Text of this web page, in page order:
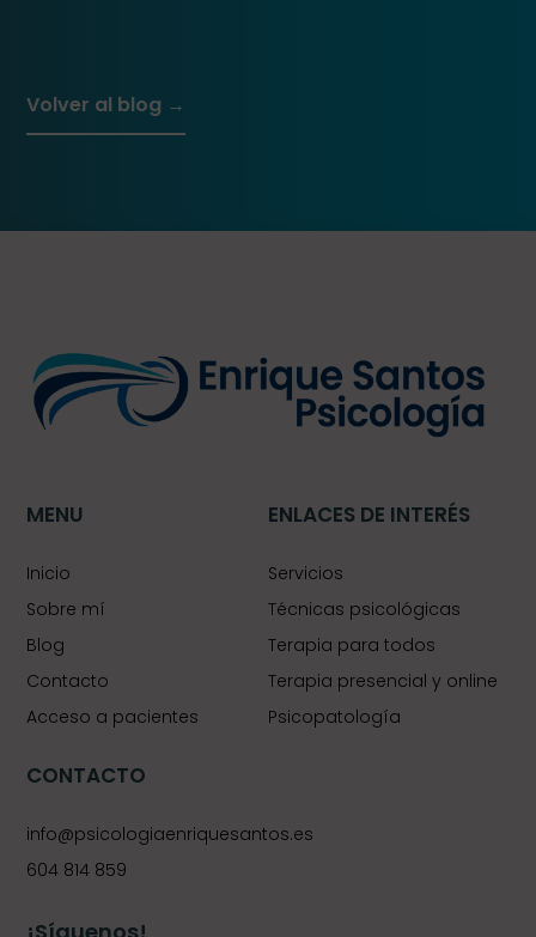
Volver al blog →
MENU
Inicio
Sobre mí
Blog
Contacto
Acceso a pacientes
ENLACES DE INTERÉS
Servicios
Técnicas psicológicas
Terapia para todos
Terapia presencial y online
Psicopatología
CONTACTO
info@psicologiaenriquesantos.es
604 814 859